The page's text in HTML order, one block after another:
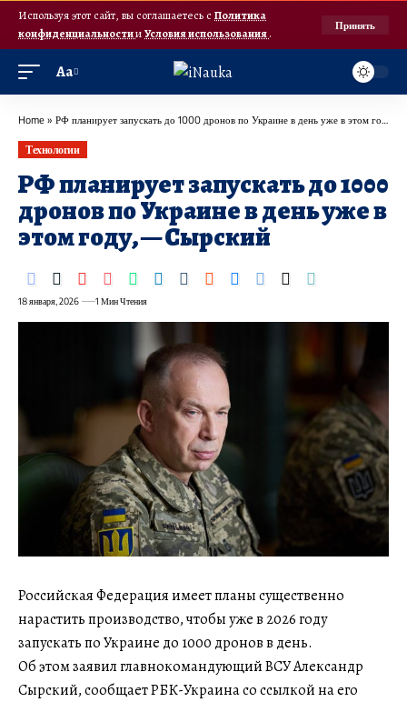
Используя этот сайт, вы соглашаетесь с Политика
конфиденциальностииУсловия использования.
Принять
Аа
Home » РФ планирует запускать до 1000 дронов по Украине в день уже в этом году, — Сырский
Технологии
РФ планирует запускать до 1000
дронов по Украине в день уже в
этом году, — Сырский
18 января, 2026 1 Мин Чтения
Российская Федерация имеет планы существенно
нарастить производство, чтобы уже в 2026 году
запускать по Украине до 1000 дронов в день.
Об этом заявил главнокомандующий ВСУ Александр
Сырский, сообщает РБК-Украина со ссылкой на его